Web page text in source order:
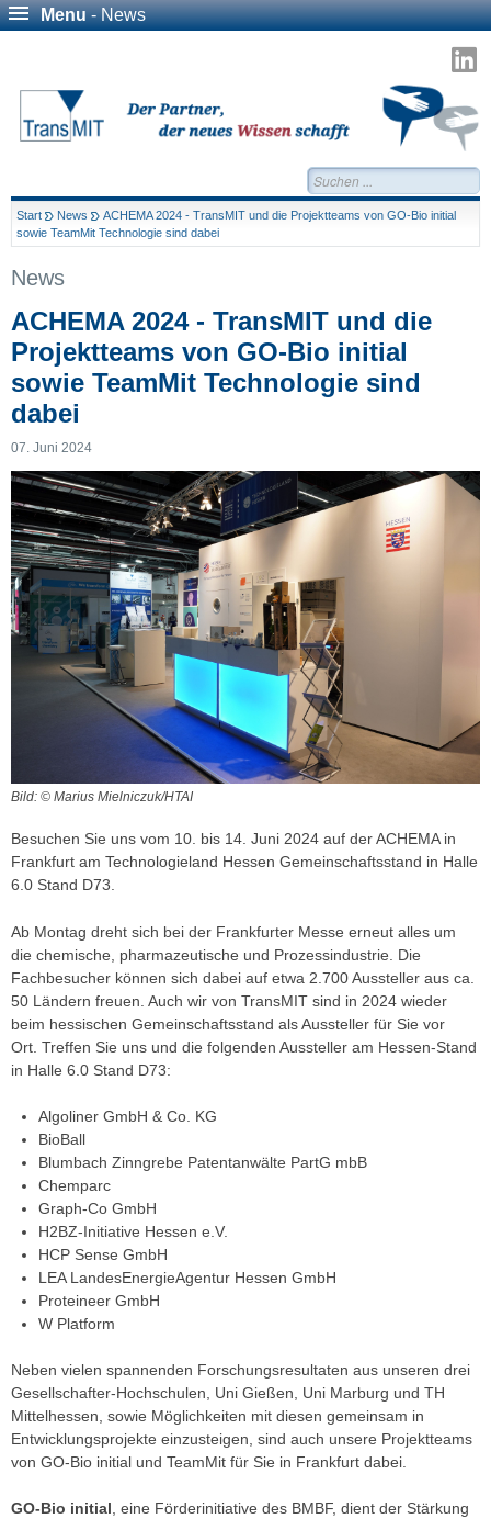
Menu- News
Suchen...
Start News
ACHEMA 2024 - TransMIT und die Projektteams von GO-Bio initial
sowie TeamMit Technologie sind dabei
News
ACHEMA 2024 - TransMIT und die
Projektteams von GO-Bio initial
sowie TeamMit Technologie sind
dabei
07. Juni 2024
Bild: © Marius Mielniczuk/HTAI
Besuchen Sie uns vom 10. bis 14. Juni 2024 auf der ACHEMA in
Frankfurt am Technologieland Hessen Gemeinschaftsstand in Halle
6.0 Stand D73.
Ab Montag dreht sich bei der Frankfurter Messe erneut alles um
die chemische, pharmazeutische und Prozessindustrie. Die
Fachbesucher können sich dabei auf etwa 2.700 Aussteller aus ca.
50 Ländern freuen. Auch wir von TransMIT sind in 2024 wieder
beim hessischen Gemeinschaftsstand als Aussteller für Sie vor
Ort. Treffen Sie uns und die folgenden Aussteller am Hessen-Stand
in Halle 6.0 Stand D73:
Algoliner GmbH & Co. KG
BioBall
Blumbach Zinngrebe Patentanwälte PartG mbB
Chemparc
Graph-Co GmbH
H2BZ-Initiative Hessen e.V.
HCP Sense GmbH
LEA LandesEnergieAgentur Hessen GmbH
Proteineer GmbH
W Platform
Neben vielen spannenden Forschungsresultaten aus unseren drei
Gesellschafter-Hochschulen, Uni Gießen, Uni Marburg und TH
Mittelhessen, sowie Möglichkeiten mit diesen gemeinsam in
Entwicklungsprojekte einzusteigen, sind auch unsere Projektteams
von GO-Bio initial und TeamMit für Sie in Frankfurt dabei.
GO-Bio initial , eine Förderinitiative des BMBF, dient der Stärkung